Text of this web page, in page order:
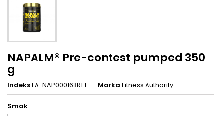
NAPALM® Pre-contest pumped 350
g
IndeksFA-NAP000168R1.1 Marka Fitness Authority
Smak